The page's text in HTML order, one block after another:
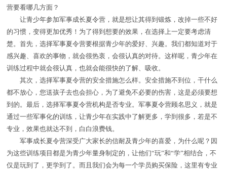
营要看哪几方面？
让青少年参加军事成长夏令营，就是想让其得到锻炼，改掉一些不好
的习惯，变得更加优秀！为了得到想要的效果，在选择上一定要考虑清
楚。首先，选择军事夏令营要根据青少年的爱好、兴趣。我们都知道对于
感兴趣、喜欢的事物，就会很热衷，会很认真的对待。这样呢，青少年在
训练过程中就会很认真，也就会能很快的了解、吸收。
其次，选择军事夏令营的安全措施怎么样。安全措施不到位，干什么
都不放心，您送孩子去也会担心，为了避免不必要的伤害，这是必须要想
到的。最后，选择军事夏令营机构是否专业。军事夏令营顾名思义，就是
通过一些军事化的训练，让青少年在实践中了解更多，学到很多，若是不
专业，效果也就达不到，白白浪费钱。
军事成长夏令营深受广大家长的信耐及青少年的喜爱，为什么呢？因
为这些训练项目都是为青少年量身制定的，让他们“玩”和“学”相结合，不
仅是玩到了，更学到了。而且我们会为每一个学员购买保险，这里有专业